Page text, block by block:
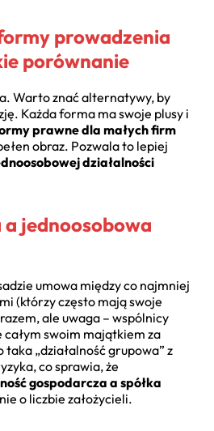
prowadzenia
porównanie
Warto znać alternatywy, by
Każda forma ma swoje plusy i
prawne dla małych firm
obraz. Pozwala to lepiej
działalności
a jednoosobowa
umowa między co najmniej
(którzy często mają swoje
ale uwaga – wspólnicy
swoim majątkiem za
taka „działalność grupowa” z
co sprawia, że
gospodarcza a spółka
o liczbie założycieli.